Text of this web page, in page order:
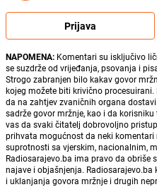
Prijava
NAPOMENA: Komentari su isključivo
se suzdrže od vrijeđanja, psovanja i
Strogo zabranjen bilo kakav govor
kojeg možete biti krivično
da na zahtjev zvaničnih organa
sadrže govor mržnje, kao i da
vas da svaki čitatelj dobrovoljno
prihvata mogućnost da neki
suprotnosti sa vjerskim, nacionalnim,
Radiosarajevo.ba ima pravo da obriše
najave i objašnjenja.
i uklanjanja govora mržnje i drugih